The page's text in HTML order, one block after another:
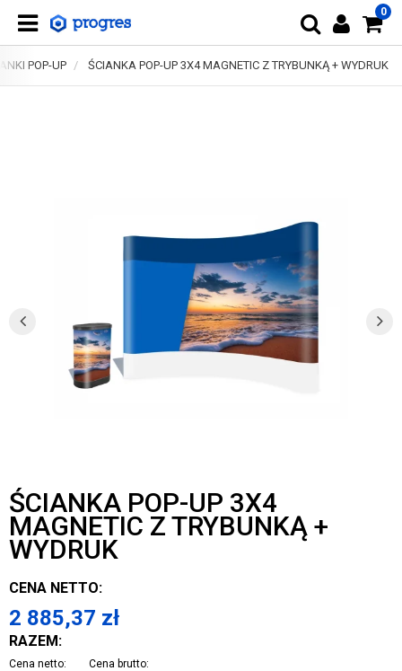
0
POP-UP ŚCIANKA POP-UP 3X4 MAGNETIC Z TRYBUNKĄ + WYDRUK
ŚCIANKA POP-UP 3X4
MAGNETIC Z TRYBUNKĄ +
WYDRUK
CENA NETTO:
2 885,37 zł
RAZEM:
Cena netto: Cena brutto: